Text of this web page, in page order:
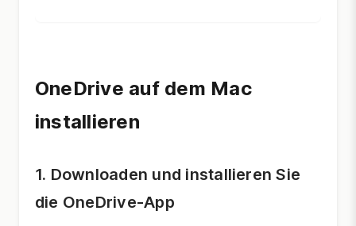
OneDrive auf dem Mac
installieren
1. Downloaden und installieren Sie
die OneDrive-App